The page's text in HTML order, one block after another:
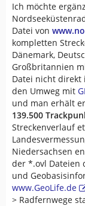
Ich möchte
Datei von
kompletten
Dänemark,
Großbritannien
Datei nicht direkt
den Umweg mit
und man erhält
139.500
Streckenverlauf
Niedersachsen
der *.ovl Dateien
und
www.GeoLife.de
> Radfernwege